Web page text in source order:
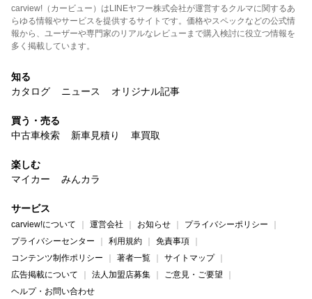
carview!（カービュー）はLINEヤフー株式会社が運営するクルマに関するあ
らゆる情報やサービスを提供するサイトです。価格やスペックなどの公式情
報から、ユーザーや専門家のリアルなレビューまで購入検討に役立つ情報を
多く掲載しています。
知る
カタログ
ニュース オリジナル記事
買う・売る
中古車検索
新車見積り 車買取
楽しむ
マイカー
みんカラ
サービス
carview!について 運営会社 お知らせ
プライバシーポリシー
プライバシーセンター
利用規約
免責事項
コンテンツ制作ポリシー
著者一覧
サイトマップ
広告掲載について
法人加盟店募集
ご意見・ご要望
ヘルプ・お問い合わせ